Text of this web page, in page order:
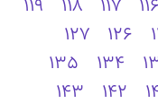
126
127
134
135
142
143